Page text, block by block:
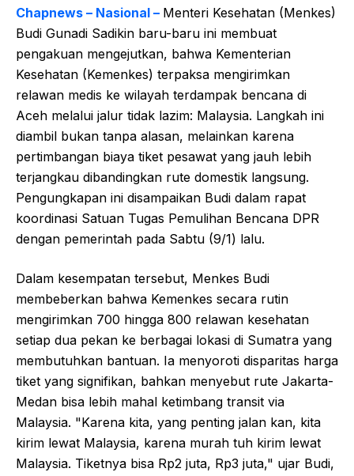
Chapnews – Nasional – Menteri Kesehatan (Menkes)
Budi Gunadi Sadikin baru-baru ini membuat
pengakuan mengejutkan, bahwa Kementerian
Kesehatan (Kemenkes) terpaksa mengirimkan
relawan medis ke wilayah terdampak bencana di
Aceh melalui jalur tidak lazim: Malaysia. Langkah ini
diambil bukan tanpa alasan, melainkan karena
pertimbangan biaya tiket pesawat yang jauh lebih
terjangkau dibandingkan rute domestik langsung.
Pengungkapan ini disampaikan Budi dalam rapat
koordinasi Satuan Tugas Pemulihan Bencana DPR
dengan pemerintah pada Sabtu (9/1) lalu.
Dalam kesempatan tersebut, Menkes Budi
membeberkan bahwa Kemenkes secara rutin
mengirimkan 700 hingga 800 relawan kesehatan
setiap dua pekan ke berbagai lokasi di Sumatra yang
membutuhkan bantuan. Ia menyoroti disparitas harga
tiket yang signifikan, bahkan menyebut rute Jakarta-
Medan bisa lebih mahal ketimbang transit via
Malaysia. "Karena kita, yang penting jalan kan, kita
kirim lewat Malaysia, karena murah tuh kirim lewat
Malaysia. Tiketnya bisa Rp2 juta, Rp3 juta," ujar Budi,